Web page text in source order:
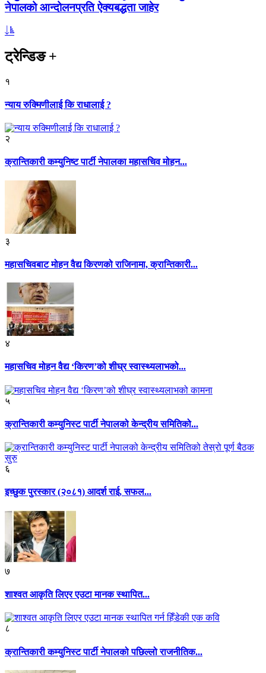
नेपालको आन्दोलनप्रति ऐक्यबद्धता जाहेर
ट्रेन्डिङ+
१
न्याय रुक्मिणीलाई कि राधालाई ?
२
क्रान्तिकारी कम्युनिष्ट पार्टी नेपालका महासचिव मोहन...
३
महासचिवबाट मोहन वैद्य किरणको राजिनामा, क्रान्तिकारी...
४
महासचिव मोहन वैद्य ‘किरण’को शीघ्र स्वास्थ्यलाभको...
५
क्रान्तिकारी कम्युनिस्ट पार्टी नेपालको केन्द्रीय समितिको...
६
इच्छुक पुरस्कार (२०८१) आदर्श राई, सफल...
७
शाश्वत आकृति लिएर एउटा मानक स्थापित...
८
क्रान्तिकारी कम्युनिस्ट पार्टी नेपालको पछिल्लो राजनीतिक...